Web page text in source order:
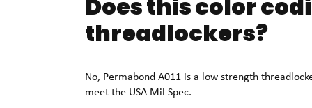
Does this color
threadlockers?
No, Permabond A011 is a low strength
meet the USA Mil Spec.